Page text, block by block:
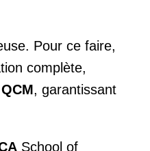
Pour ce faire,
complète,
QCM, garantissant
School of